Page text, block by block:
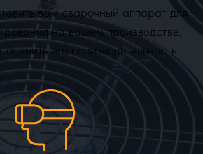
вам сварочный аппарат для
на вашем производстве,
его производительность.